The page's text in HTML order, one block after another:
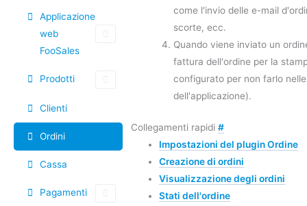
Applicazione
web
FooSales
Prodotti
Clienti
Ordini
Cassa
Pagamenti
come l'invio delle e-mail
scorte, ecc.
Quando viene inviato un
fattura dell'ordine per la
configurato per non farlo
dell'applicazione).
Collegamenti rapidi #
Impostazioni del plugin Ordine
Creazione di ordini
Visualizzazione degli ordini
Stati dell'ordine